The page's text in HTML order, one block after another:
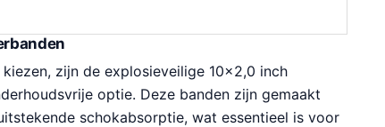
zijn de explosieveilige 10×2,0 inch
optie. Deze banden zijn gemaakt
schokabsorptie, wat essentieel is voor